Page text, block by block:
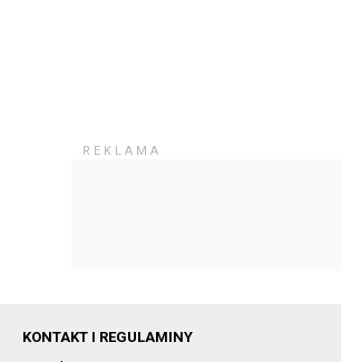
KONTAKT I REGULAMINY